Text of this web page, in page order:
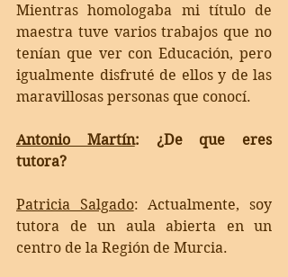
Mientras homologaba mi título de
maestra tuve varios trabajos que no
tenían que ver con Educación, pero
igualmente disfruté de ellos y de las
maravillosas personas que conocí.
Antonio Martín: ¿De que eres
tutora?
Patricia Salgado: Actualmente, soy
tutora de un aula abierta en un
centro de la Región de Murcia.